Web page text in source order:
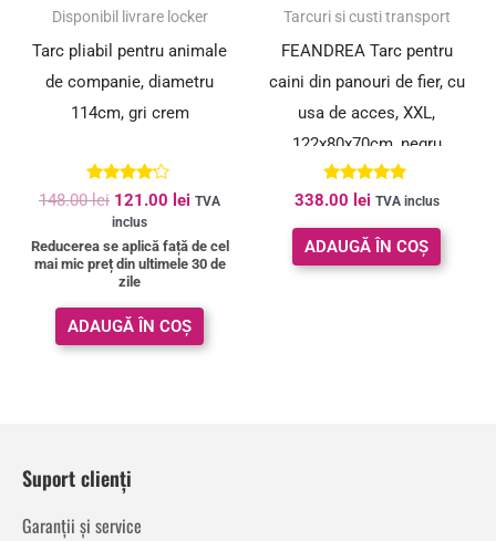
SUPER PREȚ!
Disponibil livrare locker
Tarc pliabil pentru animale
de companie, diametru
114cm, gri crem
Evaluat la
4.00
din 5
148.00lei 121.00 lei TVA
inclus
Reducerea se aplică față de cel
mai mic preț din ultimele 30 de
zile
ADAUGĂ ÎN COȘ
Tarcuri si custi transport
FEANDREA Tarc pentru
caini din panouri de fier, cu
usa de acces, XXL,
122x80x70cm, negru
Evaluat la
5.00
din 5
338.00 lei TVA inclus
ADAUGĂ ÎN COȘ
Suport clienți
Garanții și service